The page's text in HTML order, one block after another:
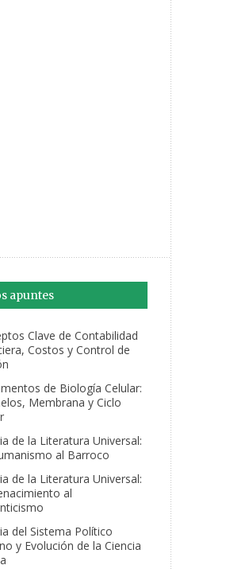
apuntes
Clave de Contabilidad
Costos y Control de
de Biología Celular:
Membrana y Ciclo
de la Literatura Universal:
al Barroco
de la Literatura Universal:
al
del Sistema Político
y Evolución de la Ciencia